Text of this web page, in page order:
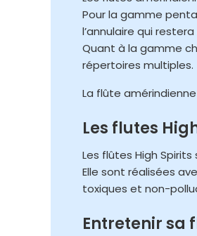
Pour la gamme
l’annulaire qui
Quant à la gamme
répertoires multiples.
La flûte
Les flutes
Les flûtes High
Elle sont réalisées
toxiques et non-
Entretenir sa